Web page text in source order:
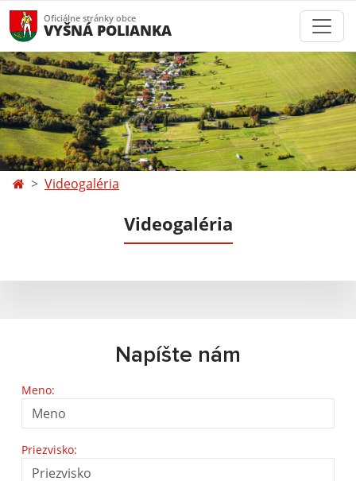
Oficiálne stránky obce
VYŠNÁ POLIANKA
Videogaléria
Videogaléria
Napíšte nám
Meno:
Priezvisko: